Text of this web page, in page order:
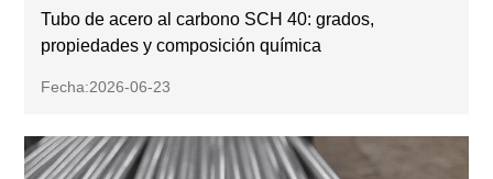
Tubo de acero al carbono SCH 40: grados,
propiedades y composición química
Fecha:2026-06-23